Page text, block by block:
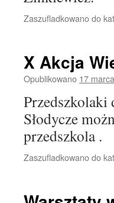
Zaszufladkowano do
X Akcja
Opublikowano 17
Przedszkolaki
Słodycze
przedszkola .
Zaszufladkowano do